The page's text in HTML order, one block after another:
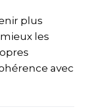
plus
les
avec